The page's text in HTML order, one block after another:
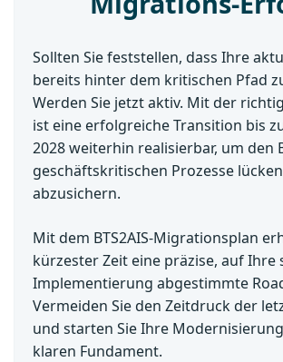
Sollten Sie feststellen, dass Ihre
bereits hinter dem kritischen Pfad
Werden Sie jetzt aktiv. Mit der
ist eine erfolgreiche Transition bis
2028 weiterhin realisierbar, um den
geschäftskritischen Prozesse
abzusichern.
Mit dem BTS2AIS-Migrationsplan
kürzester Zeit eine präzise, auf Ihre
Implementierung abgestimmte
Vermeiden Sie den Zeitdruck der
und starten Sie Ihre
klaren Fundament.